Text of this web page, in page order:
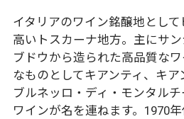
イタリアのワイン銘醸地とし
高いトスカーナ地方。主にサ
ブドウから造られた高品質な
なものとしてキアンティ、キア
ブルネッロ・ディ・モンタルチ
ワインが名を連ねます。1970